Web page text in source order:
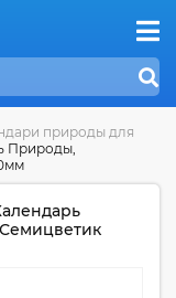
природы для
Природы,